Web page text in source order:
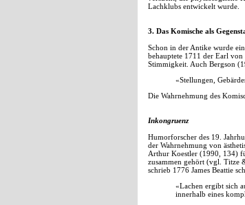
Lachklubs entwickelt wurde.
3. Das Komische als
Schon in der Antike wurde
behauptete 1711 der Earl
Stimmigkeit. Auch Bergson
«Stellungen,
Die Wahrnehmung des
Inkongruenz
Humorforscher des 19.
der Wahrnehmung von
Arthur Koestler (1990, 134)
zusammen gehört (vgl. Titze
schrieb 1776 James Beattie
«Lachen ergibt sich
innerhalb eines